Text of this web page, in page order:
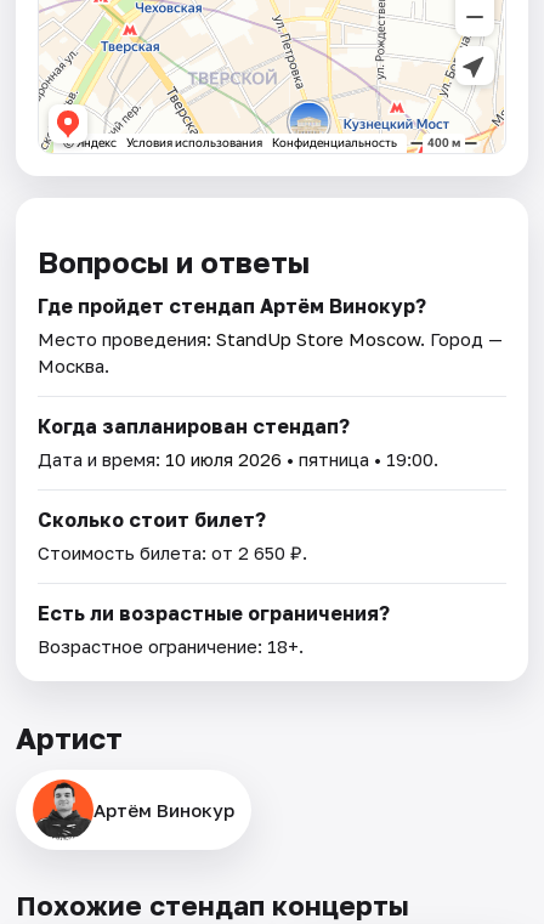
Вопросы и ответы
Где пройдет стендап Артём Винокур?
Место проведения:StandUp Store Moscow. Город —
Москва.
Когда запланирован стендап?
Дата и время: 10 июля 2026 • пятница • 19:00.
Сколько стоит билет?
Стоимость билета: от 2 650 ₽.
Есть ли возрастные ограничения?
Возрастное ограничение: 18+.
Артист
Артём Винокур
Похожие стендап концерты